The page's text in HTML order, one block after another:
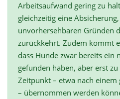
Arbeitsaufwand gering zu
gleichzeitig eine
unvorhersehbaren Gründen
zurückkehrt. Zudem kommt
dass Hunde zwar bereits ein
gefunden haben, aber erst
Zeitpunkt – etwa nach
– übernommen werden